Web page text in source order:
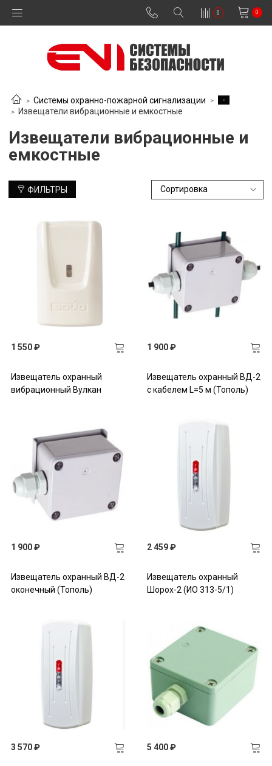
0 0
Системы охранно-пожарной сигнализации
-
Извещатели вибрационные и емкостные
Извещатели вибрационные и
емкостные
ФИЛЬТРЫ
1 550 ₽
Извещатель охранный
вибрационный Вулкан
1 900 ₽
Извещатель охранный ВД-2
с кабелем L=5 м (Тополь)
1 900 ₽
Извещатель охранный ВД-2
оконечный (Тополь)
2 459 ₽
Извещатель охранный
Шорох-2 (ИО 313-5/1)
3 570 ₽ 5 400 ₽